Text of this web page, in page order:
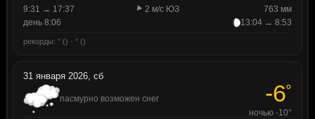
9:31 → 17:37
2 м/с ЮЗ
763 мм
день 8:06
13:04 → 8:53
рекорды: ° () · ° ()
31 января 2026, сб
пасмурно возможен снег -6°
ночью -10°